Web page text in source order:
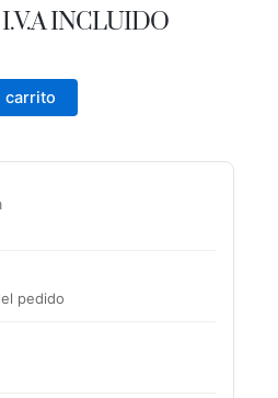
I.V.A INCLUIDO
carrito
pedido